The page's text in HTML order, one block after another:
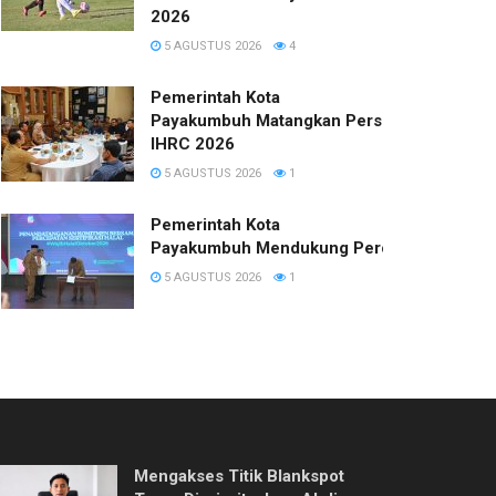
2026
5 AGUSTUS 2026 4
Pemerintah Kota
Payakumbuh Matangkan Persiapan
IHRC 2026
5 AGUSTUS 2026 1
Pemerintah Kota
Payakumbuh Mendukung Percepatan
5 AGUSTUS 2026 1
Mengakses Titik Blankspot